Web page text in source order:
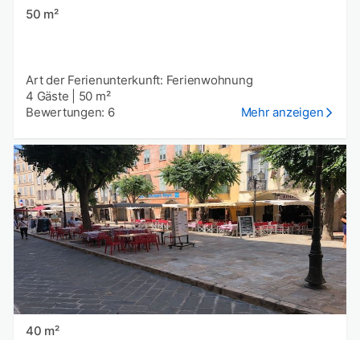
50 m²
Art der Ferienunterkunft: Ferienwohnung
4 Gäste
50 m²
Bewertungen: 6
Mehr anzeigen
40 m²